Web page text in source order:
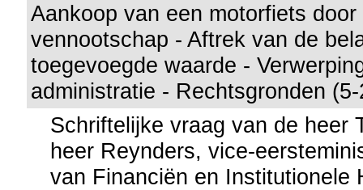
Aankoop van een motorfiets door
vennootschap - Aftrek van de
toegevoegde waarde -
administratie - Rechtsgronden
Schriftelijke vraag van de heer
heer Reynders, vice-
van Financiën en Institutionele